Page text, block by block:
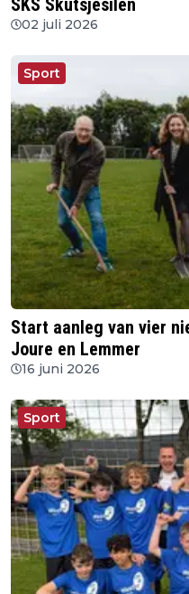
02 juli 2026
Sport
Start aanleg van vier
Joure en Lemmer
16 juni 2026
Sport